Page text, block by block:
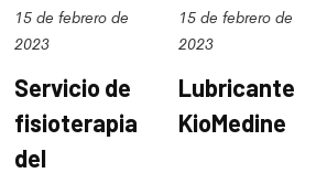
15 de febrero de
2023
Servicio de
fisioterapia
del
15 de febrero de
2023
Lubricante
KioMedine